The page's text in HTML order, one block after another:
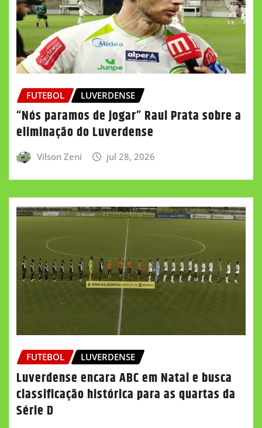
FUTEBOL LUVERDENSE
“Nós paramos de jogar” Raul Prata sobre a
eliminação do Luverdense
Vilson Zeni jul 28, 2026
FUTEBOL LUVERDENSE
Luverdense encara ABC em Natal e busca
classificação histórica para as quartas da
Série D